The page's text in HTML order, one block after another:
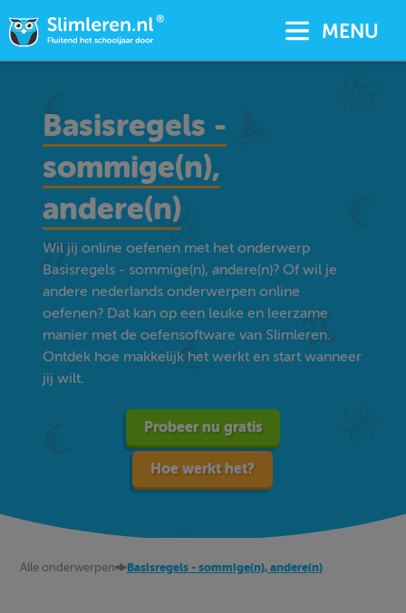
MENU
Basisregels -
sommige(n),
andere(n)
Wil jij online oefenen met het onderwerp
Basisregels - sommige(n), andere(n)? Of wil je
andere nederlands onderwerpen online
oefenen? Dat kan op een leuke en leerzame
manier met de oefensoftware van Slimleren.
Ontdek hoe makkelijk het werkt en start wanneer
jij wilt.
Probeer nu gratis
Hoe werkt het?
Alle onderwerpen Basisregels - sommige(n), andere(n)